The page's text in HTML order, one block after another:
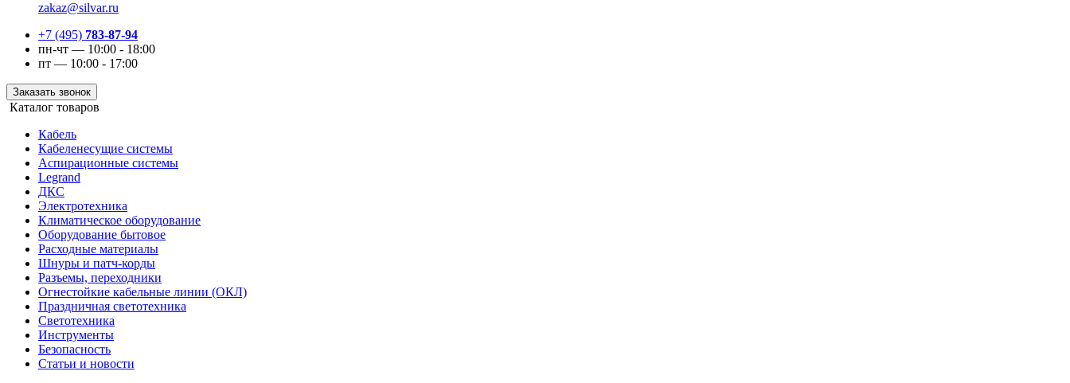
zakaz@silvar.ru
+7 (495) 783-87-94
пн-чт — 10:00 - 18:00
пт — 10:00 - 17:00
Заказать звонок
Каталог товаров
Кабель
Кабеленесущие системы
Аспирационные системы
Legrand
ДКС
Электротехника
Климатическое оборудование
Оборудование бытовое
Расходные материалы
Шнуры и патч-корды
Разъемы, переходники
Огнестойкие кабельные линии (ОКЛ)
Праздничная светотехника
Светотехника
Инструменты
Безопасность
Статьи и новости